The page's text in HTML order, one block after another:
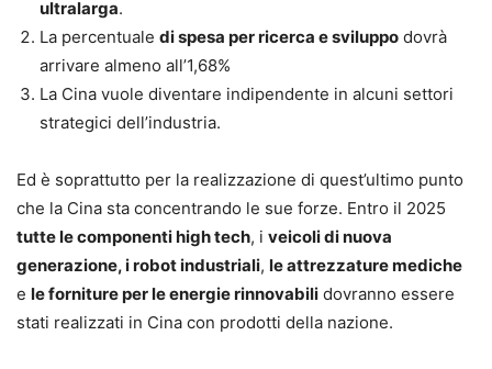
ultralarga.
La percentuale di spesa per ricerca e sviluppo dovrà
arrivare almeno all’1,68%
La Cina vuole diventare indipendente in alcuni settori
strategici dell’industria.
Ed è soprattutto per la realizzazione di quest’ultimo punto
che la Cina sta concentrando le sue forze. Entro il 2025
tutte le componenti high tech, i veicoli di nuova
generazione, i robot industriali, le attrezzature mediche
e le forniture per le energie rinnovabili dovranno essere
stati realizzati in Cina con prodotti della nazione.